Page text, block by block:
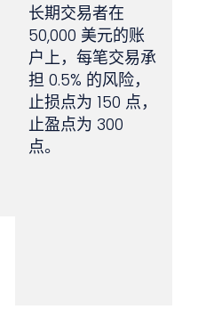
长期交易者在
50,000 美元的账
户上，每笔交易承
担 0.5% 的风险，
止损点为 150 点，
止盈点为 300
点。